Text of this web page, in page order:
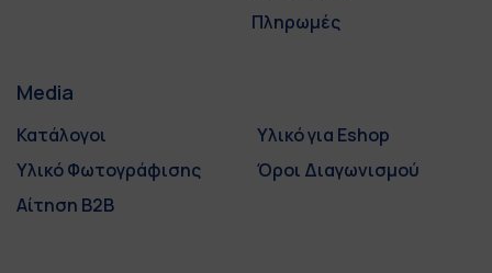
Πληρωμές
Media
Κατάλογοι
Υλικό για Eshop
Υλικό Φωτογράφισης
Όροι Διαγωνισμού
Αίτηση B2B